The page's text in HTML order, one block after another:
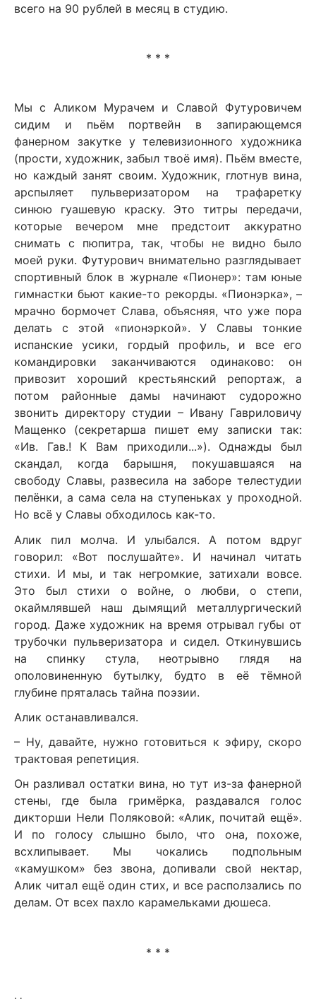
всего на 90 рублей в месяц в студию.
* * *
Мы с Аликом Мурачем и Славой Футуровичем
сидим и пьём портвейн в запирающемся
фанерном закутке у телевизионного художника
(прости, художник, забыл твоё имя). Пьём вместе,
но каждый занят своим. Художник, глотнув вина,
арспыляет пульверизатором на трафаретку
синюю гуашевую краску. Это титры передачи,
которые вечером мне предстоит аккуратно
снимать с пюпитра, так, чтобы не видно было
моей руки. Футурович внимательно разглядывает
спортивный блок в журнале «Пионер»: там юные
гимнастки бьют какие-то рекорды. «Пионэрка», –
мрачно бормочет Слава, объясняя, что уже пора
делать с этой «пионэркой». У Славы тонкие
испанские усики, гордый профиль, и все его
командировки заканчиваются одинаково: он
привозит хороший крестьянский репортаж, а
потом районные дамы начинают судорожно
звонить директору студии – Ивану Гавриловичу
Мащенко (секретарша пишет ему записки так:
«Ив. Гав.! К Вам приходили...»). Однажды был
скандал, когда барышня, покушавшаяся на
свободу Славы, развесила на заборе телестудии
пелёнки, а сама села на ступеньках у проходной.
Но всё у Славы обходилось как-то.
Алик пил молча. И улыбался. А потом вдруг
говорил: «Вот послушайте». И начинал читать
стихи. И мы, и так негромкие, затихали вовсе.
Это был стихи о войне, о любви, о степи,
окаймлявшей наш дымящий металлургический
город. Даже художник на время отрывал губы от
трубочки пульверизатора и сидел. Откинувшись
на спинку стула, неотрывно глядя на
ополовиненную бутылку, будто в её тёмной
глубине пряталась тайна поэзии.
Алик останавливался.
– Ну, давайте, нужно готовиться к эфиру, скоро
трактовая репетиция.
Он разливал остатки вина, но тут из-за фанерной
стены, где была гримёрка, раздавался голос
дикторши Нели Поляковой: «Алик, почитай ещё».
И по голосу слышно было, что она, похоже,
всхлипывает. Мы чокались подпольным
«камушком» без звона, допивали свой нектар,
Алик читал ещё один стих, и все расползались по
делам. От всех пахло карамельками дюшеса.
* * *